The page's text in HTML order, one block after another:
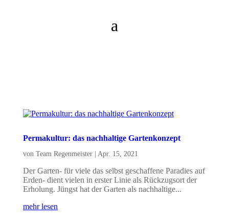
Permakultur: das nachhaltige Gartenkonzept
von Team Regenmeister| Apr. 15, 2021
Der Garten- für viele das selbst geschaffene Paradies auf
Erden- dient vielen in erster Linie als Rückzugsort der
Erholung. Jüngst hat der Garten als nachhaltige...
mehr lesen